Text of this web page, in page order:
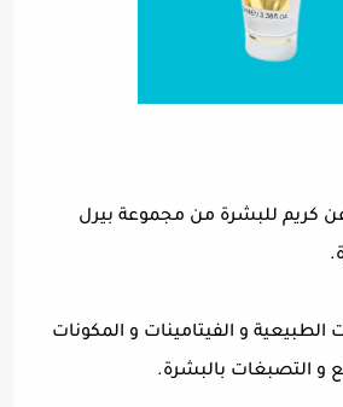
كريم للبشرة من مجموعة بيرل
و الفيتامينات و المكونات
و التصبغات بالبشرة.